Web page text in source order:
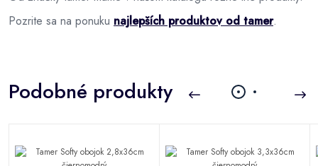
Pozrite sa na ponuku najlepších produktov od tamer.
Podobné produkty